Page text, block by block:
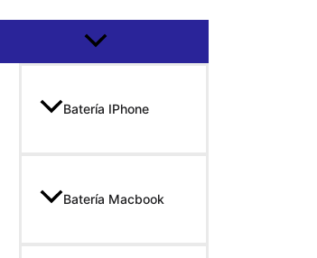
Alternar menú
Batería IPhone
Batería Macbook